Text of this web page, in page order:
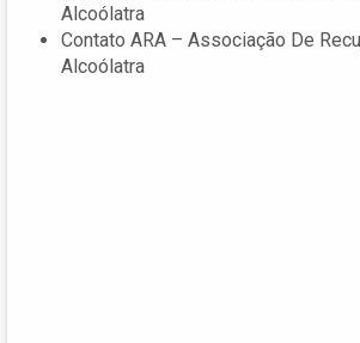
Alcoólatra
Contato ARA – Associação De
Alcoólatra